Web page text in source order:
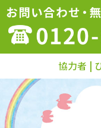
協力者 |